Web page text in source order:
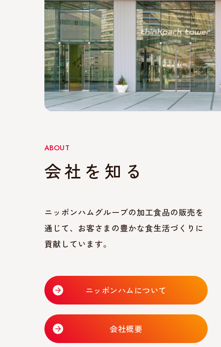
ABOUT
会社を知る
ニッポンハムグループの加工食品の販売を
通じて、お客さまの豊かな食生活づくりに
貢献しています。
ニッポンハムについて
会社概要